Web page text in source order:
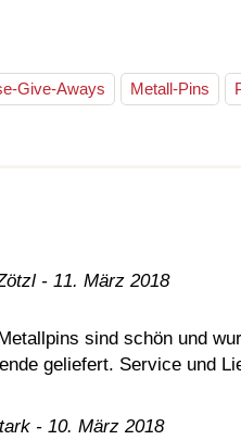
Give-Aways Metall-Pins
Helmut Zötzl - 11. März 2018
sind schön und
geliefert. Service und
Meike Stark - 10. März 2018